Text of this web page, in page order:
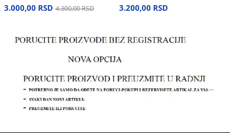
3.000,00 RSD 4.300,00 RSD 3.200,00 RSD